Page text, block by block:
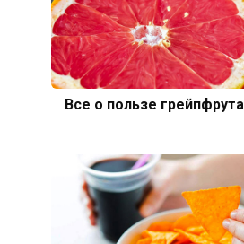
Все о пользе грейпфрута